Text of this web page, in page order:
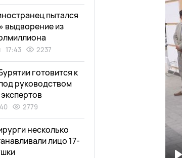
пытался
выдворение из
17:43 2237
готовится к
руководством
2779
несколько
лицо 17-